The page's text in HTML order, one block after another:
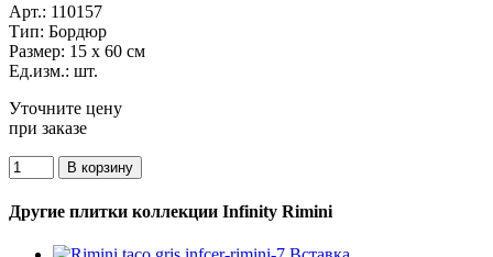
Арт.: 110157
Тип: Бордюр
Размер: 15 x 60 см
Ед.изм.: шт.
Уточните цену
при заказе
Другие плитки коллекции Infinity Rimini